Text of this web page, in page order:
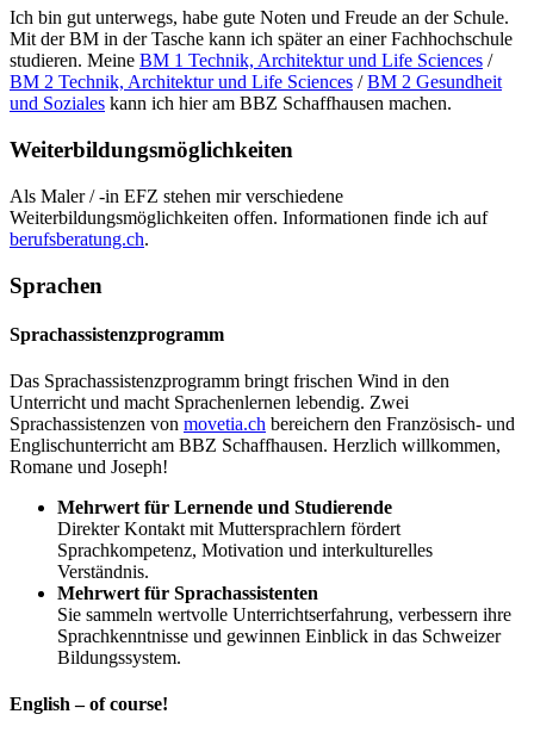
Ich bin gut unterwegs, habe gute Noten und Freude an der Schule.
Mit der BM in der Tasche kann ich später an einer Fachhochschule
studieren. Meine BM 1 Technik, Architektur und Life Sciences /
BM 2 Technik, Architektur und Life Sciences /BM 2 Gesundheit
und Soziales kann ich hier am BBZ Schaffhausen machen.
Weiterbildungsmöglichkeiten
Als Maler / -in EFZ stehen mir verschiedene
Weiterbildungsmöglichkeiten offen. Informationen finde ich auf
berufsberatung.ch.
Sprachen
Sprachassistenzprogramm
Das Sprachassistenzprogramm bringt frischen Wind in den
Unterricht und macht Sprachenlernen lebendig. Zwei
Sprachassistenzen von movetia.ch bereichern den Französisch- und
Englischunterricht am BBZ Schaffhausen. Herzlich willkommen,
Romane und Joseph!
Mehrwert für Lernende und Studierende
Direkter Kontakt mit Muttersprachlern fördert
Sprachkompetenz, Motivation und interkulturelles
Verständnis.
Mehrwert für Sprachassistenten
Sie sammeln wertvolle Unterrichtserfahrung, verbessern ihre
Sprachkenntnisse und gewinnen Einblick in das Schweizer
Bildungssystem.
English – of course!